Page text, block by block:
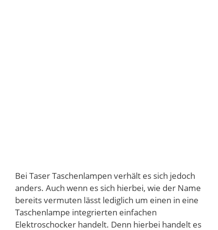
Bei Taser Taschenlampen verhält es sich jedoch
anders. Auch wenn es sich hierbei, wie der Name
bereits vermuten lässt lediglich um einen in eine
Taschenlampe integrierten einfachen
Elektroschocker handelt. Denn hierbei handelt es